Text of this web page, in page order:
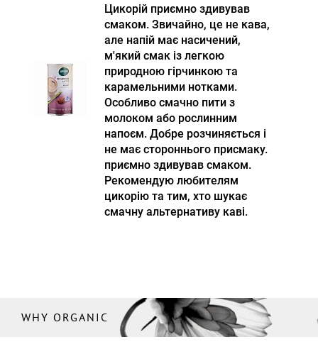
Цикорій приємно здивував
смаком. Звичайно, це не кава,
але напій має насичений,
м'який смак із легкою
природною гірчинкою та
карамельними нотками.
Особливо смачно пити з
молоком або рослинним
напоєм. Добре розчиняється і
не має стороннього присмаку.
приємно здивував смаком.
Рекомендую любителям
цикорію та тим, хто шукає
смачну альтернативу каві.
WHY ORGANIC